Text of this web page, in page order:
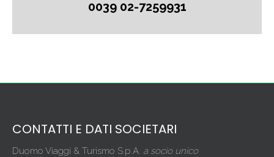
0039 02-7259931
CONTATTI E DATI SOCIETARI
Duomo Viaggi & Turismo S.p.A. a socio unico